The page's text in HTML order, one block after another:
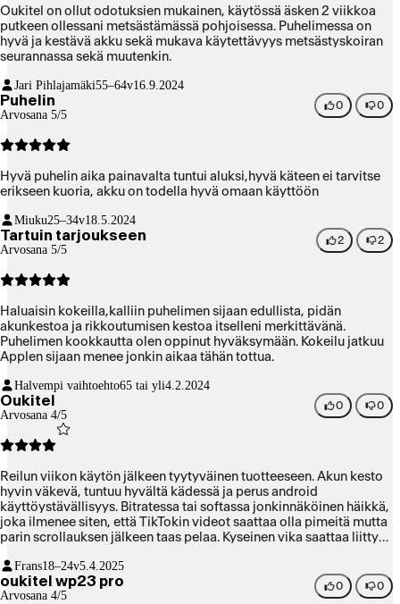
Oukitel on ollut odotuksien mukainen, käytössä äsken 2 viikkoa
putkeen ollessani metsästämässä pohjoisessa. Puhelimessa on
hyvä ja kestävä akku sekä mukava käytettävyys metsästyskoiran
seurannassa sekä muutenkin.
Jari Pihlajamäki55–64v16.9.2024
Puhelin
Arvosana 5/5
0 0
Hyvä puhelin aika painavalta tuntui aluksi,hyvä käteen ei tarvitse
erikseen kuoria, akku on todella hyvä omaan käyttöön
Miuku25–34v18.5.2024
Tartuin tarjoukseen
Arvosana 5/5
2 2
Haluaisin kokeilla,kalliin puhelimen sijaan edullista, pidän
akunkestoa ja rikkoutumisen kestoa itselleni merkittävänä.
Puhelimen kookkautta olen oppinut hyväksymään. Kokeilu jatkuu
Applen sijaan menee jonkin aikaa tähän tottua.
Halvempi vaihtoehto65 tai yli4.2.2024
Oukitel
Arvosana 4/5
0 0
Reilun viikon käytön jälkeen tyytyväinen tuotteeseen. Akun kesto
hyvin väkevä, tuntuu hyvältä kädessä ja perus android
käyttöystävällisyys. Bitratessa tai softassa jonkinnäköinen häikkä,
joka ilmenee siten, että TikTokin videot saattaa olla pimeitä mutta
parin scrollauksen jälkeen taas pelaa. Kyseinen vika saattaa liittyä
inttiimän tai duunarille.
Frans18–24v5.4.2025
oukitel wp23 pro
Arvosana 4/5
0 0